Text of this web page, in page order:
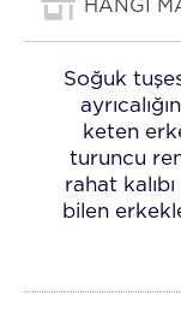
HANGİ
Soğuk
keten
turuncu
rahat
bilen